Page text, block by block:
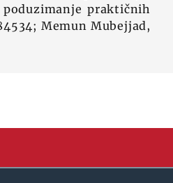
praktičnih
Memun Mubejjad,